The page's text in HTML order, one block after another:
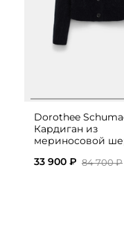
Dorothee
Кардиган из
мериносовой
33 900 ₽ 84 700 ₽